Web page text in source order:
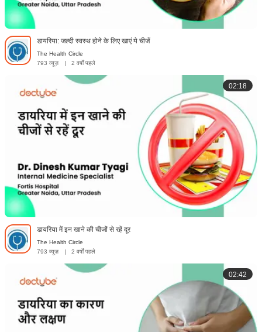
डायरिया: जल्दी स्वस्थ होने के लिए खाएं ये चीजें
The Health Circle
793 व्यूज़
| 2 वर्षों पहले
02:18
डायरिया में इन खाने की चीजों से रहें दूर
The Health Circle
793 व्यूज़
| 2 वर्षों पहले
02:42